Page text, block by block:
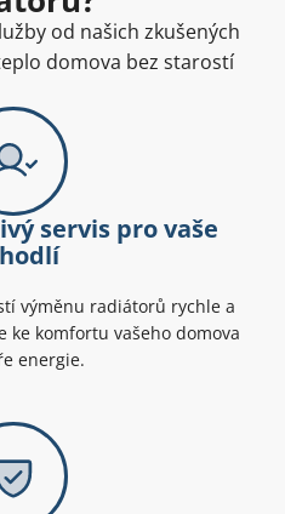
od našich zkušených
domova bez starostí
servis pro vaše
výměnu radiátorů rychle a
ke komfortu vašeho domova
energie.